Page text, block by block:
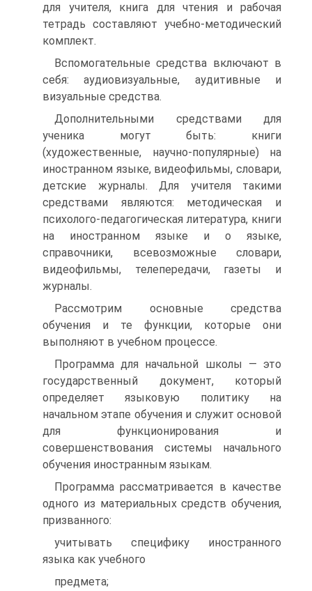
для учителя, книга для чтения и рабочая
тетрадь составляют учебно-методический
комплект.
Вспомогательные средства включают в
себя: аудиовизуальные, аудитивные и
визуальные средства.
Дополнительными средствами для
ученика могут быть: книги
(художественные, научно-популярные) на
иностранном языке, видеофильмы, словари,
детские журналы. Для учителя такими
средствами являются: методическая и
психолого-педагогическая литература, книги
на иностранном языке и о языке,
справочники, всевозможные словари,
видеофильмы, телепередачи, газеты и
журналы.
Рассмотрим основные средства
обучения и те функции, которые они
выполняют в учебном процессе.
Программа для начальной школы — это
государственный документ, который
определяет языковую политику на
начальном этапе обучения и служит основой
для функционирования и
совершенствования системы начального
обучения иностранным языкам.
Программа рассматривается в качестве
одного из материальных средств обучения,
призванного:
учитывать специфику иностранного
языка как учебного
предмета;